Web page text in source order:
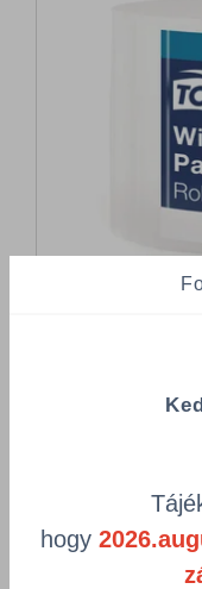
Összes termék (a
hogy